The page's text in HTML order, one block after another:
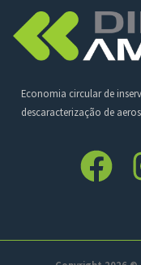
Economia circular de
descaracterização de